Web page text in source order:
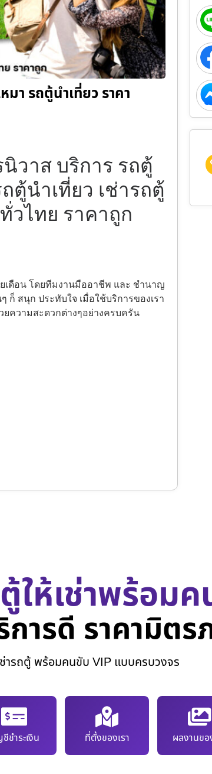
มา รถตู้นำเที่ยว ราคา
วาส บริการ รถตู้
ตู้นำเที่ยว เช่ารถตู้
วไทย ราคาถูก
เดือน โดยทีมงานมืออาชีพ และ ชำนาญ
สนุก ประทับใจ เมื่อใช้บริการของเรา
ความสะดวกต่างๆอย่างครบครัน
ให้เช่าพร้อม
ารดี ราคามิตร
ช่ารถตู้ พร้อมคนขับ VIP แบบครบวงจร
ชำระเงิน ที่ตั้งของเรา ผลงานขอ